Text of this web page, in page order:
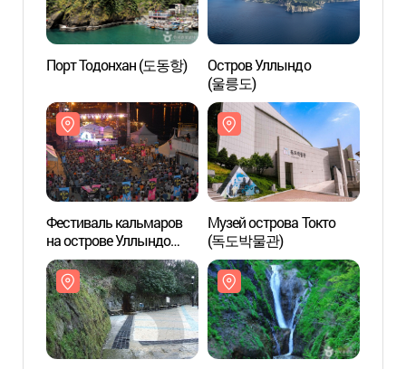
Порт Тодонхан (도동항)
Остров Уллындо
(울릉도)
Фестиваль кальмаров
на острове Уллындо
(울릉도 오징어축제)
Музей острова Токто
(독도박물관)